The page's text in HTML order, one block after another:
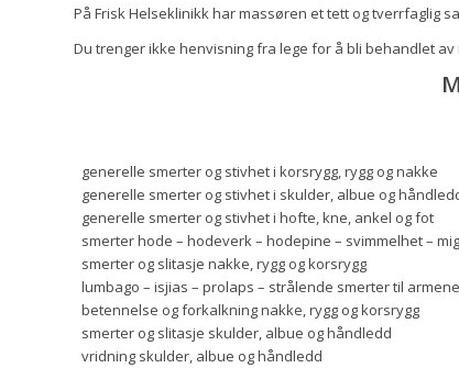
På Frisk Helseklinikk har massøren et tett og tverrfaglig
Du trenger ikke henvisning fra lege for å bli behandlet
generelle smerter og stivhet i korsrygg, rygg og nakke
generelle smerter og stivhet i skulder, albue og
generelle smerter og stivhet i hofte, kne, ankel og fot
smerter hode – hodeverk – hodepine – svimmelhet –
smerter og slitasje nakke, rygg og korsrygg
lumbago – isjias – prolaps – strålende smerter til
betennelse og forkalkning nakke, rygg og korsrygg
smerter og slitasje skulder, albue og håndledd
vridning skulder, albue og håndledd